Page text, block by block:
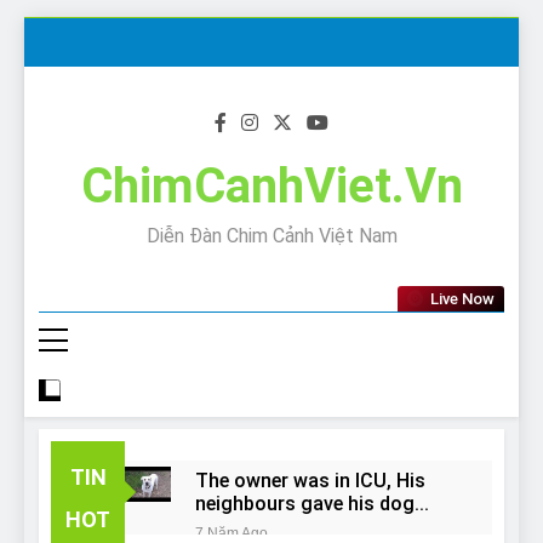
ChimCanhViet.Vn
Diễn Đàn Chim Cảnh Việt Nam
Live Now
TIN
HOT
The owner was in ICU, His
neighbours gave his dog
away!
7 Năm Ago